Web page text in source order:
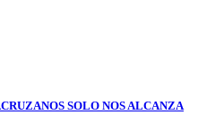
SOLO NOS ALCANZA